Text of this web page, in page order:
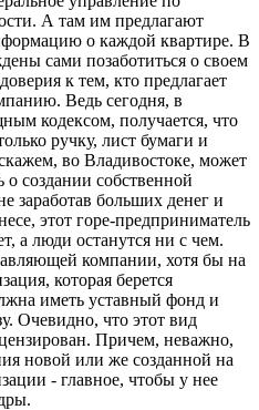
А там им предлагают
о каждой квартире. В
сами позаботиться о своем
к тем, кто предлагает
Ведь сегодня, в
кодексом, получается, что
ручку, лист бумаги и
во Владивостоке, может
создании соб­ственной
заработав больших денег и
этот горе-предприниматель
а люди останутся ни с чем.
компании, хотя бы на
которая берется
иметь уставный фонд и
Очевидно, что этот вид
Причем, неважно,
новой или же созданной на
- главное, чтобы у нее